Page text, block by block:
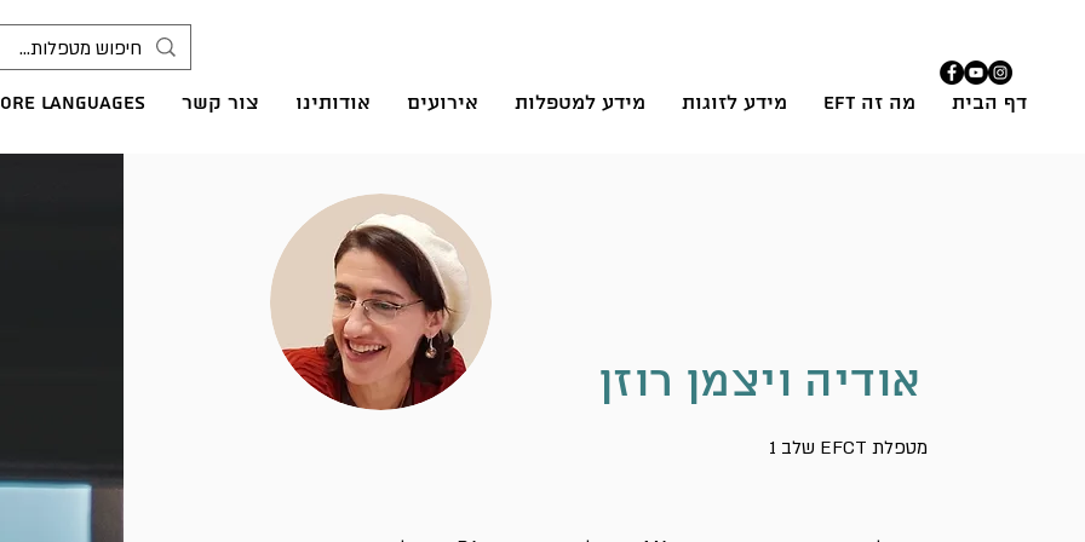
דף הבית מה זה EFT מידע לזוגות מידע למטפלות אירועים אודותינו צור קשר languages
אודיה ויצמן רוזן
שלב 1 EFCT מטפלת